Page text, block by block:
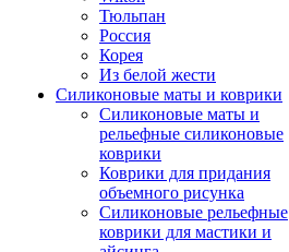
Тюльпан
Россия
Корея
Из белой жести
Силиконовые маты и коврики
Силиконовые маты и
рельефные силиконовые
коврики
Коврики для придания
объемного рисунка
Силиконовые рельефные
коврики для мастики и